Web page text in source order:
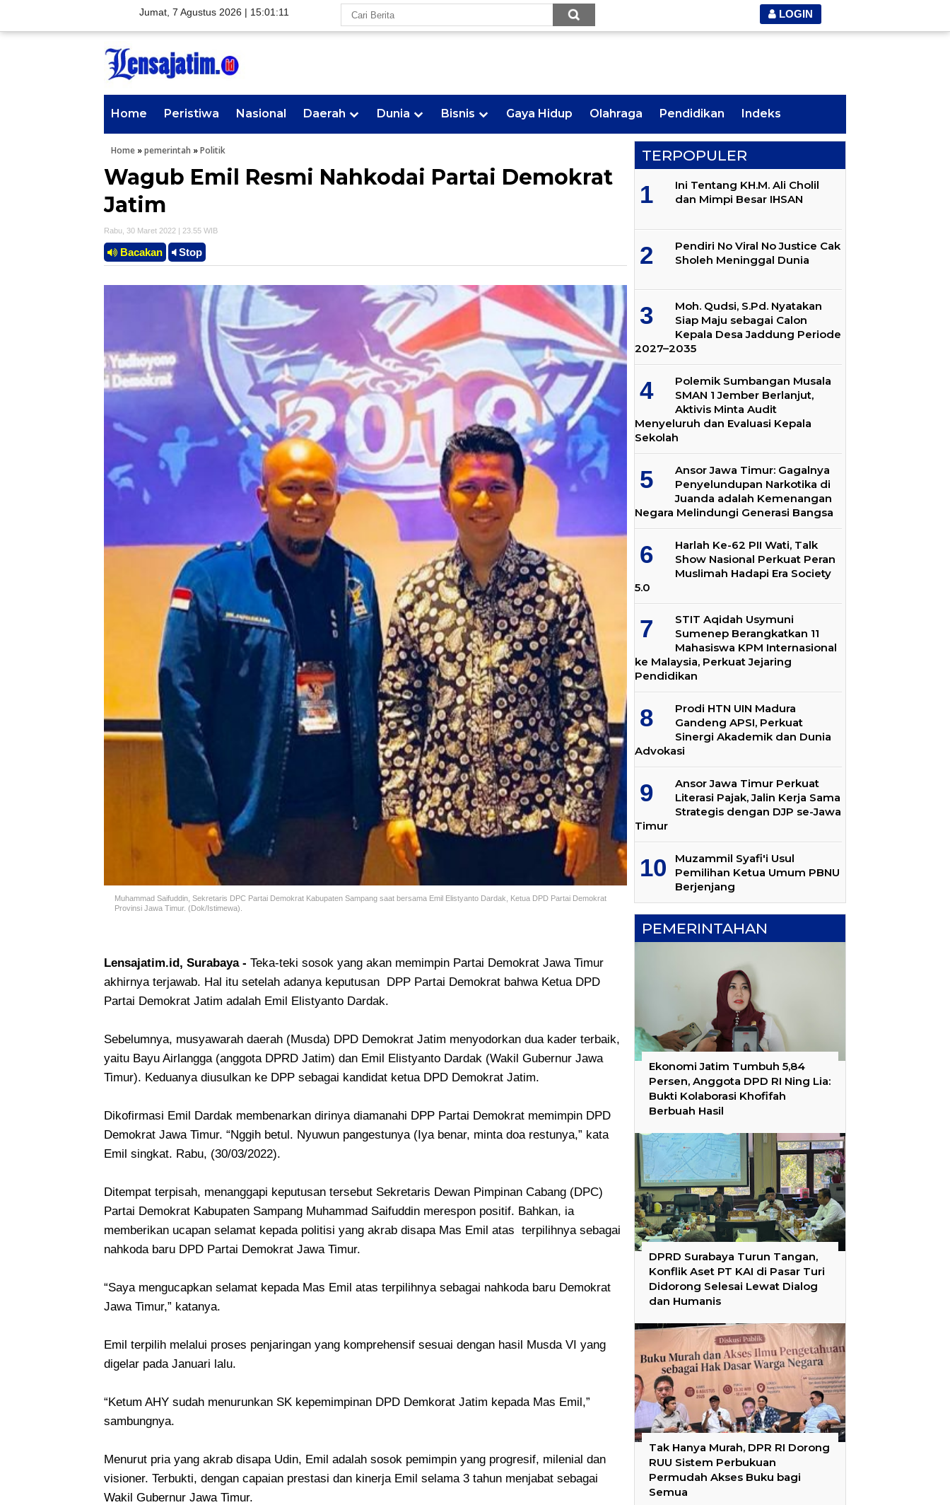
Jumat, 7 Agustus 2026 | 15:01:12 LOGIN
Home Peristiwa Nasional Daerah Dunia Bisnis Gaya Hidup Olahraga Pendidikan Indeks
Home »pemerintah »Politik
Wagub Emil Resmi Nahkodai Partai Demokrat
Jatim
Rabu, 30 Maret 2022 | 23.55 WIB
Bacakan Stop
Muhammad Saifuddin, Sekretaris DPC Partai Demokrat Kabupaten Sampang saat bersama Emil Elistyanto Dardak, Ketua DPD Partai Demokrat
Provinsi Jawa Timur. (Dok/Istimewa).
Lensajatim.id, Surabaya - Teka-teki sosok yang akan memimpin Partai Demokrat Jawa Timur
akhirnya terjawab. Hal itu setelah adanya keputusan DPP Partai Demokrat bahwa Ketua DPD
Partai Demokrat Jatim adalah Emil Elistyanto Dardak.
Sebelumnya, musyawarah daerah (Musda) DPD Demokrat Jatim menyodorkan dua kader terbaik,
yaitu Bayu Airlangga (anggota DPRD Jatim) dan Emil Elistyanto Dardak (Wakil Gubernur Jawa
Timur). Keduanya diusulkan ke DPP sebagai kandidat ketua DPD Demokrat Jatim.
Dikofirmasi Emil Dardak membenarkan dirinya diamanahi DPP Partai Demokrat memimpin DPD
Demokrat Jawa Timur. “Nggih betul. Nyuwun pangestunya (Iya benar, minta doa restunya,” kata
Emil singkat. Rabu, (30/03/2022).
Ditempat terpisah, menanggapi keputusan tersebut Sekretaris Dewan Pimpinan Cabang (DPC)
Partai Demokrat Kabupaten Sampang Muhammad Saifuddin merespon positif. Bahkan, ia
memberikan ucapan selamat kepada politisi yang akrab disapa Mas Emil atas terpilihnya sebagai
nahkoda baru DPD Partai Demokrat Jawa Timur.
“Saya mengucapkan selamat kepada Mas Emil atas terpilihnya sebagai nahkoda baru Demokrat
Jawa Timur,” katanya.
Emil terpilih melalui proses penjaringan yang komprehensif sesuai dengan hasil Musda VI yang
digelar pada Januari lalu.
“Ketum AHY sudah menurunkan SK kepemimpinan DPD Demkorat Jatim kepada Mas Emil,”
sambungnya.
Menurut pria yang akrab disapa Udin, Emil adalah sosok pemimpin yang progresif, milenial dan
visioner. Terbukti, dengan capaian prestasi dan kinerja Emil selama 3 tahun menjabat sebagai
Wakil Gubernur Jawa Timur.
TERPOPULER
Ini Tentang KH.M. Ali Cholil
dan Mimpi Besar IHSAN
Pendiri No Viral No Justice Cak
Sholeh Meninggal Dunia
Moh. Qudsi, S.Pd. Nyatakan
Siap Maju sebagai Calon
Kepala Desa Jaddung Periode
2027–2035
Polemik Sumbangan Musala
SMAN 1 Jember Berlanjut,
Aktivis Minta Audit
Menyeluruh dan Evaluasi Kepala
Sekolah
Ansor Jawa Timur: Gagalnya
Penyelundupan Narkotika di
Juanda adalah Kemenangan
Negara Melindungi Generasi Bangsa
Harlah Ke-62 PII Wati, Talk
Show Nasional Perkuat Peran
Muslimah Hadapi Era Society
5.0
STIT Aqidah Usymuni
Sumenep Berangkatkan 11
Mahasiswa KPM Internasional
ke Malaysia, Perkuat Jejaring
Pendidikan
Prodi HTN UIN Madura
Gandeng APSI, Perkuat
Sinergi Akademik dan Dunia
Advokasi
Ansor Jawa Timur Perkuat
Literasi Pajak, Jalin Kerja Sama
Strategis dengan DJP se-Jawa
Timur
Muzammil Syafi'i Usul
Pemilihan Ketua Umum PBNU
Berjenjang
PEMERINTAHAN
Ekonomi Jatim Tumbuh 5,84
Persen, Anggota DPD RI Ning Lia:
Bukti Kolaborasi Khofifah
Berbuah Hasil
DPRD Surabaya Turun Tangan,
Konflik Aset PT KAI di Pasar Turi
Didorong Selesai Lewat Dialog
dan Humanis
Tak Hanya Murah, DPR RI Dorong
RUU Sistem Perbukuan
Permudah Akses Buku bagi
Semua